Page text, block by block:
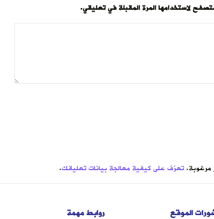
لاستخدامها المرة المقبلة في تعليقي.
تعرّف على كيفية معالجة بيانات تعليقك.
الموقع روابط مهمة